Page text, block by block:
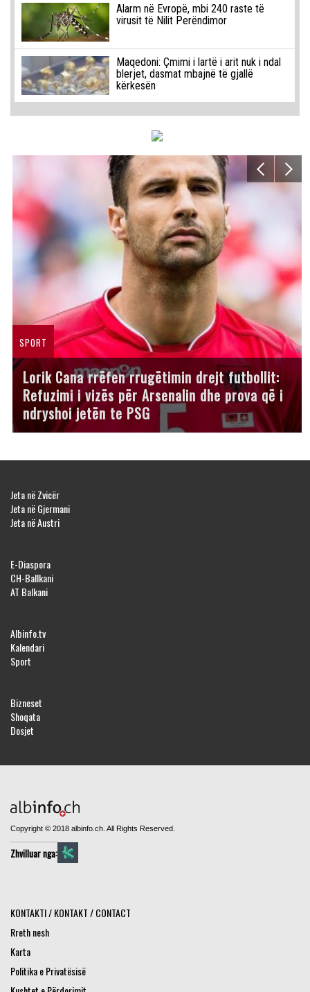
Alarm në Evropë, mbi 240 raste të
virusit të Nilit Perëndimor
Maqedoni: Çmimi i lartë i arit nuk i ndal
blerjet, dasmat mbajnë të gjallë
kërkesën
SPORT
Lorik Cana rrëfen rrugëtimin drejt futbollit:
Refuzimi i vizës për Arsenalin dhe prova që i
ndryshoi jetën te PSG
Jeta në Zvicër
Jeta në Gjermani
Jeta në Austri
E-Diaspora
CH-Ballkani
AT Balkani
Albinfo.tv
Kalendari
Sport
Bizneset
Shoqata
Dosjet
Copyright © 2018 albinfo.ch. All Rights Reserved.
Zhvilluar nga:
KONTAKTI / KONTAKT / CONTACT
Rreth nesh
Karta
Politika e Privatësisë